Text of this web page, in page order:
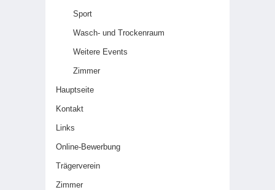
Sport
Wasch- und Trockenraum
Weitere Events
Zimmer
Hauptseite
Kontakt
Links
Online-Bewerbung
Trägerverein
Zimmer